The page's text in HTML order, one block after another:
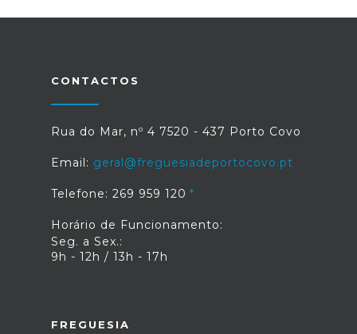
CONTACTOS
Rua do Mar, nº 4 7520 - 437 Porto Covo
Email: geral@freguesiadeportocovo.pt
Telefone: 269 959 120
Horário de Funcionamento:
Seg. a Sex.:
9h - 12h / 13h - 17h
FREGUESIA